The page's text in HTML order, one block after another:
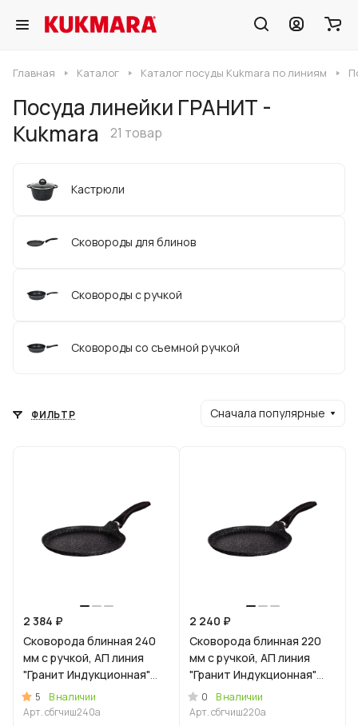
Главная Каталог Каталог посуды Kukmara по линиям
Посуда линейки ГРАНИТ -
Kukmara
21 товар
Кастрюли
Сковороды для блинов
Сковороды с ручкой
Сковороды со съемной ручкой
ФИЛЬТР Сначала популярные
2 384 ₽
Сковорода блинная 240
мм с ручкой, АП линия
"Гранит Индукционная"
(черный)
5
В наличии
Арт.сбгчиш240а
2 240 ₽
Сковорода блинная 220
мм с ручкой, АП линия
"Гранит Индукционная"
(черный)
0
В наличии
Арт.сбгчиш220а